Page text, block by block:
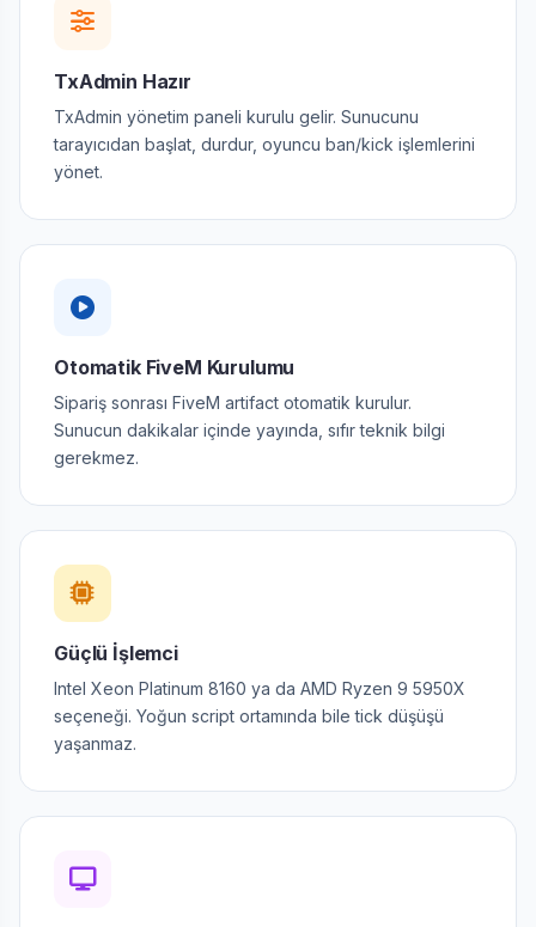
TxAdmin Hazır
TxAdmin yönetim paneli kurulu gelir. Sunucunu
tarayıcıdan başlat, durdur, oyuncu ban/kick işlemlerini
yönet.
Otomatik FiveM Kurulumu
Sipariş sonrası FiveM artifact otomatik kurulur.
Sunucun dakikalar içinde yayında, sıfır teknik bilgi
gerekmez.
Güçlü İşlemci
Intel Xeon Platinum 8160 ya da AMD Ryzen 9 5950X
seçeneği. Yoğun script ortamında bile tick düşüşü
yaşanmaz.